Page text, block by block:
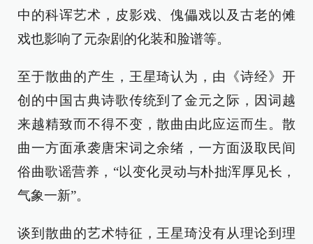
中的科诨艺术，皮影戏、傀儡戏以及古老的傩
戏也影响了元杂剧的化装和脸谱等。
至于散曲的产生，王星琦认为，由《诗经》开
创的中国古典诗歌传统到了金元之际，因词越
来越精致而不得不变，散曲由此应运而生。散
曲一方面承袭唐宋词之余绪，一方面汲取民间
俗曲歌谣营养，“以变化灵动与朴拙浑厚见长，
气象一新”。
谈到散曲的艺术特征，王星琦没有从理论到理